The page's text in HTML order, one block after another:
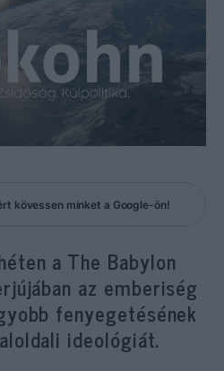
kövessen minket a Google-ön!
a The Babylon
az emberiség
fenyegetésének
ideológiát.